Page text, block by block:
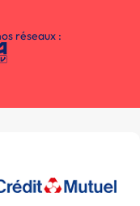
réseaux :